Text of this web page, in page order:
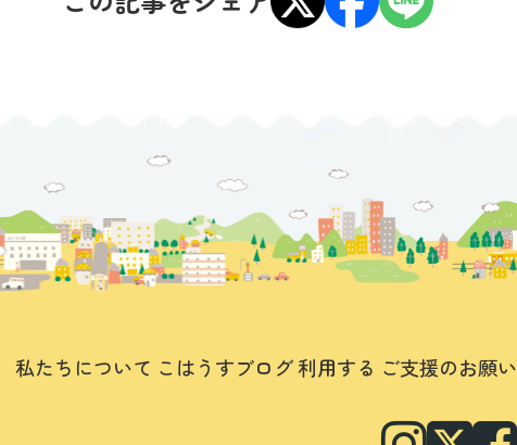
私たちについて こはうすブログ利用する ご支援のお願い